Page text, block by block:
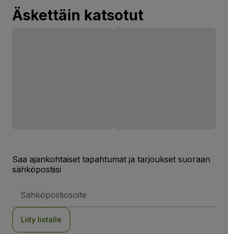
Äskettäin katsotut
Saa ajankohtaiset tapahtumat ja tarjoukset suoraan
sähköpostiisi
Liity listalle